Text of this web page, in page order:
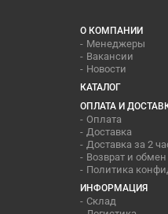
О КОМПАНИИ
Менеджеры
Вакансии
Новости
КАТАЛОГ
ОПЛАТА И
Оплата
Доставка
Доставка за 2
Возврат и обмен
Политика
ИНФОРМАЦИЯ
Склад